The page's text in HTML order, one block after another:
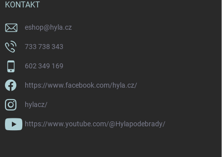
KONTAKT
eshop@hyla.cz
733 738 343
602 349 169
https://www.facebook.com/hyla.cz/
hylacz/
https://www.youtube.com/@Hylapodebrady/